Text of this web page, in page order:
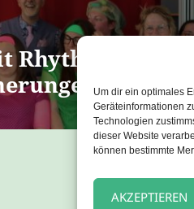
Um dir ein optimales
Geräteinformationen
Technologien
dieser Website
können bestimmte
AKZEPTIEREN
Rhythmus: Ein